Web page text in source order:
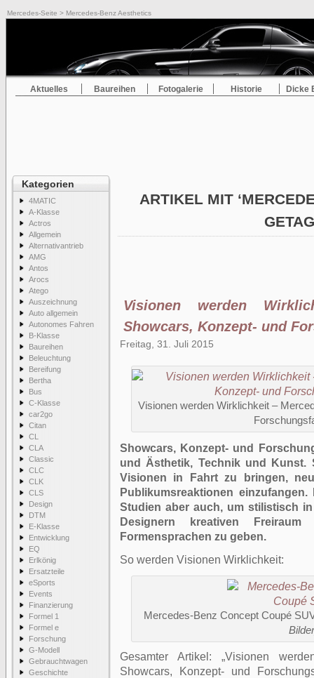
Mercedes-Seite > Mercedes-Benz Aesthetics
Aktuelles Baureihen Fotogalerie Historie Dicke
Kategorien
4MATIC
A-Klasse
Actros
Allgemein
Alternativantrieb
AMG
Antos
Arocs
Atego
Auszeichnung
Auto allgemein
Autonomes Fahren
B-Klasse
Baureihen
Beleuchtung
Bereifung
Bertha
Bus
C-Klasse
car2go
Citan
CL
CLA
Classic
CLC
CLK
CLS
Design
DTM
E-Klasse
Entwicklung
EQ
Erlkönig
Ersatzteile
eSports
Events
Finanzierung
Formel 1
Formel e
Forschung
G-Modell
Gebrauchtwagen
Geschichte
ARTIKEL MIT
Visionen werden
Showcars, Konzept- und
Freitag, 31. Juli 2015
Visionen werden Wirklichkeit –
Showcars, Konzept- und
und Ästhetik, Technik und Kunst.
Visionen in Fahrt zu bringen,
Publikumsreaktionen
Studien aber auch, um stilistisch
Designern kreativen
Formensprachen zu geben.
So werden Visionen Wirklichkeit:
Mercedes-Benz Concept Coupé
Gesamter Artikel:
Visionen
Showcars, Konzept- und